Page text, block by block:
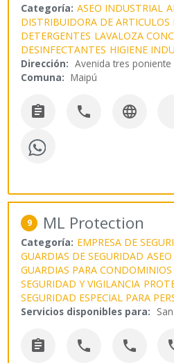
Categoría: ASEO INDUSTRIAL
DISTRIBUIDORA DE ARTICULOS
DETERGENTES LAVALOZA
DESINFECTANTES HIGIENE
Dirección: Avenida tres poniente
Comuna: Maipú
  
9 ML Protection
Categoría: EMPRESA DE
GUARDIAS DE SEGURIDAD
GUARDIAS PARA CONDOMINIOS
SEGURIDAD Y VIGILANCIA
SEGURIDAD ESPECIAL PARA
Servicios disponibles para:
  